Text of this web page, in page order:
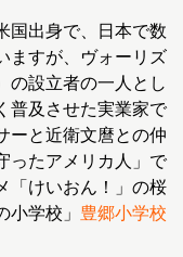
国出身で、日本で数
ますが、ヴォーリズ
の設立者の一人とし
普及させた実業家で
ーと近衛文麿との仲
ったアメリカ人」で
「けいおん！」の桜
学校」 豊郷小学校